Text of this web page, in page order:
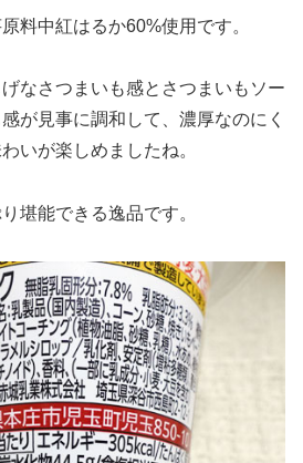
料中紅はるか60%使用です。
なさつまいも感とさつまいもソー
が見事に調和して、濃厚なのにく
いが楽しめましたね。
堪能できる逸品です。